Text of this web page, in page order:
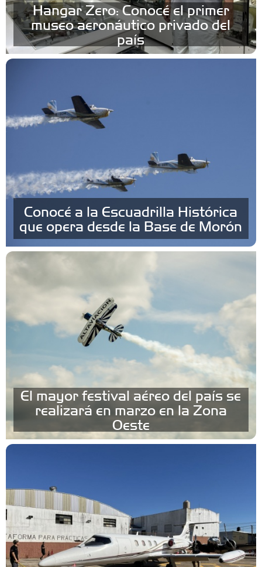
Hangar Zero: Conocé el primer
museo aeronáutico privado del
país
Conocé a la Escuadrilla Histórica
que opera desde la Base de Morón
El mayor festival aéreo del país se
realizará en marzo en la Zona
Oeste